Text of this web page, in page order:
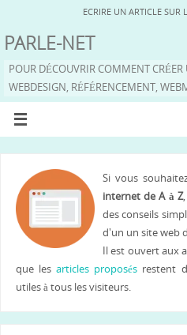
ECRIRE UN ARTICLE SUR
PARLE-NET
POUR DÉCOUVRIR COMMENT
WEBDESIGN, RÉFÉRENCEMENT,
Si vous
internet de A à Z
des conseils
d'un un site web
Il est ouvert aux
que lesarticles proposés restent
utiles à tous les visiteurs.